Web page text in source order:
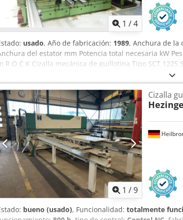
1 /4
usado, Año de fabricación: 1989, Anchura de la
del estator mm Potencia total necesaria kW
R O C K Cizalla mecánica de guillotina Tipo SCT
distancia de corte, dispositivo de sujeción hidráulico y
brutas, entrada de programa y recuento de
Anchura del material x espesor de la chapa
kW Estado : bueno - listo para demostración
de la recepción de la factura
1 /9
Cizalla
bueno (usado), Funcionalidad: totalmente